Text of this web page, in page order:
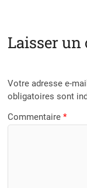
Laisser
Votre adresse e-
obligatoires sont
Commentaire*